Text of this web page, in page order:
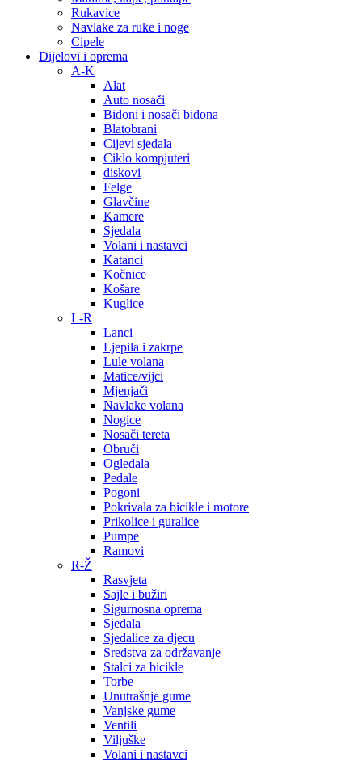
Rukavice
Navlake za ruke i noge
Cipele
Dijelovi i oprema
A-K
Alat
Auto nosači
Bidoni i nosači bidona
Blatobrani
Cijevi sjedala
Ciklo kompjuteri
diskovi
Felge
Glavčine
Kamere
Sjedala
Volani i nastavci
Katanci
Kočnice
Košare
Kuglice
L-R
Lanci
Ljepila i zakrpe
Lule volana
Matice/vijci
Mjenjači
Navlake volana
Nogice
Nosači tereta
Obruči
Ogledala
Pedale
Pogoni
Pokrivala za bicikle i motore
Prikolice i guralice
Pumpe
Ramovi
R-Ž
Rasvjeta
Sajle i bužiri
Sigurnosna oprema
Sjedala
Sjedalice za djecu
Sredstva za održavanje
Stalci za bicikle
Torbe
Unutrašnje gume
Vanjske gume
Ventili
Viljuške
Volani i nastavci